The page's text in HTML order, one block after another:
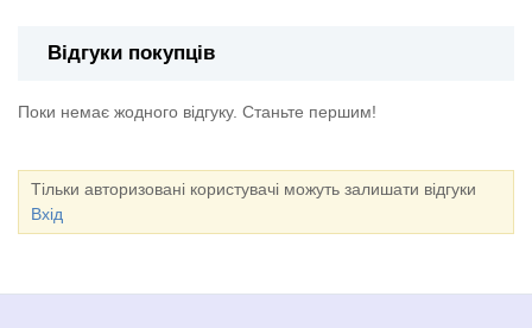
Відгуки покупців
Поки немає жодного відгуку. Станьте першим!
Тільки авторизовані користувачі можуть залишати відгуки
Вхід